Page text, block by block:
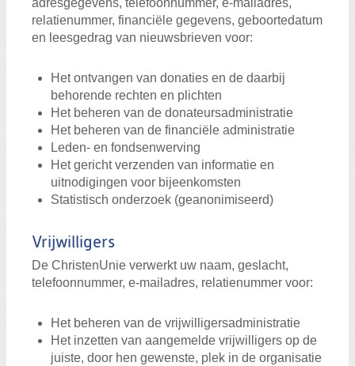
adresgegevens, telefoonnummer, e-mailadres,
relatienummer, financiële gegevens, geboortedatum
en leesgedrag van nieuwsbrieven voor:
Het ontvangen van donaties en de daarbij
behorende rechten en plichten
Het beheren van de donateursadministratie
Het beheren van de financiële administratie
Leden- en fondsenwerving
Het gericht verzenden van informatie en
uitnodigingen voor bijeenkomsten
Statistisch onderzoek (geanonimiseerd)
Vrijwilligers
De ChristenUnie verwerkt uw naam, geslacht,
telefoonnummer, e-mailadres, relatienummer voor:
Het beheren van de vrijwilligersadministratie
Het inzetten van aangemelde vrijwilligers op de
juiste, door hen gewenste, plek in de organisatie